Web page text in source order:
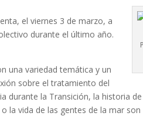
el viernes 3 de marzo, a
durante el último año.
una variedad temática y un
sobre el tratamiento del
durante la Transición, la historia
la vida de las gentes de la mar